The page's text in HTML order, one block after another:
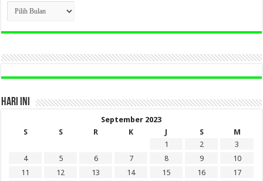
CLICK
BERITA
LAMA
DI
HARI INI
September 2023
S
S R K J S
M
1
2
3
4
5 6 7 8 9
10
11
12 13 14 15 16
17